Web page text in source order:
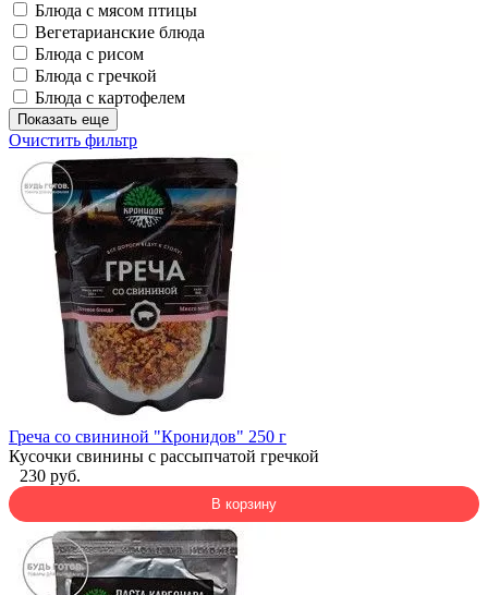
Блюда с мясом птицы
Вегетарианские блюда
Блюда с рисом
Блюда с гречкой
Блюда с картофелем
Показать еще
Очистить фильтр
Греча со свининой "Кронидов" 250 г
Кусочки свинины с рассыпчатой гречкой
230 руб.
В корзину